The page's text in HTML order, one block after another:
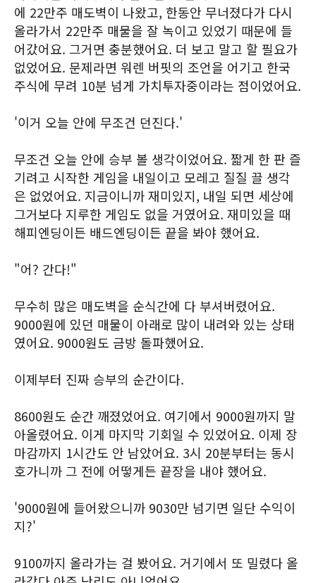
에 22만주 매도벽이 나왔고, 한동안 무너졌다가 다시
올라가서 22만주 매물을 잘 녹이고 있었기 때문에 들
어갔어요. 그거면 충분했어요. 더 보고 말고 할 필요가
없었어요. 문제라면 워렌 버핏의 조언을 어기고 한국
주식에 무려 10분 넘게 가치투자중이라는 점이었어요.
'이거 오늘 안에 무조건 던진다.'
무조건 오늘 안에 승부 볼 생각이었어요. 짧게 한 판 즐
기려고 시작한 게임을 내일이고 모레고 질질 끌 생각
은 없었어요. 지금이니까 재미있지, 내일 되면 세상에
그거보다 지루한 게임도 없을 거였어요. 재미있을 때
해피엔딩이든 배드엔딩이든 끝을 봐야 했어요.
"어? 간다!"
무수히 많은 매도벽을 순식간에 다 부셔버렸어요.
9000원에 있던 매물이 아래로 많이 내려와 있는 상태
였어요. 9000원도 금방 돌파했어요.
이제부터 진짜 승부의 순간이다.
8600원도 순간 깨졌었어요. 여기에서 9000원까지 말
아올렸어요. 이게 마지막 기회일 수 있었어요. 이제 장
마감까지 1시간도 안 남았어요. 3시 20분부터는 동시
호가니까 그 전에 어떻게든 끝장을 내야 했어요.
'9000원에 들어왔으니까 9030만 넘기면 일단 수익이
지?'
9100까지 올라가는 걸 봤어요. 거기에서 또 밀렸다 올